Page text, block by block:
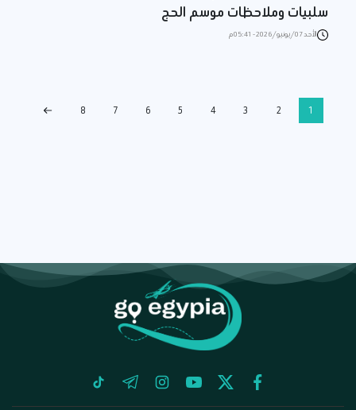
سلبيات وملاحظات موسم الحج
الأحد 07/يونيو/2026 - 05:41 م
1
2
3
4
5
6
7
8
facebook
twitter
youtube
instagram
telegram
tiktok